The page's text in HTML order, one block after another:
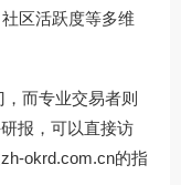
区活跃度等多维
而专业交易者则
报，可以直接访
okrd.com.cn的指